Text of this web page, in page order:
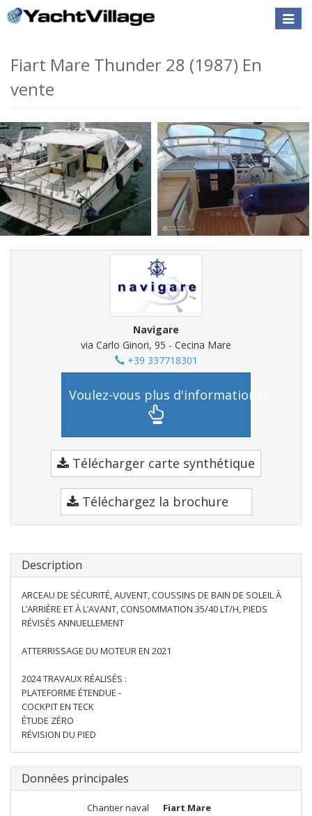
Toggle
Fiart Mare Thunder 28 (1987) En
vente
Navigare
via Carlo Ginori, 95 - Cecina Mare
+39 337718301
Voulez-vous plus d'informations?
Télécharger carte synthétique
Téléchargez la brochure
Description
ARCEAU DE SÉCURITÉ, AUVENT, COUSSINS DE BAIN DE SOLEIL À
L’ARRIÈRE ET À L’AVANT, CONSOMMATION 35/40 LT/H, PIEDS
RÉVISÉS ANNUELLEMENT
ATTERRISSAGE DU MOTEUR EN 2021
2024 TRAVAUX RÉALISÉS :
PLATEFORME ÉTENDUE -
COCKPIT EN TECK
ÉTUDE ZÉRO
RÉVISION DU PIED
Données principales
Chantier naval
Fiart Mare